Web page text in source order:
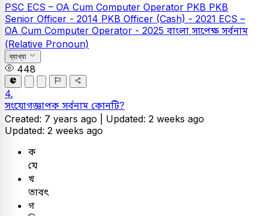
PSC ECS – OA Cum Computer Operator PKB PKB
Senior Officer - 2014 PKB Officer (Cash) - 2021 ECS –
OA Cum Computer Operator - 2025 বাংলা সাপেক্ষ সর্বনাম
(Relative Pronoun)
ব্যাখ্যা
448
4.
সংযোগজ্ঞাপক সর্বনাম কোনটি?
Created: 7 years ago | Updated: 2 weeks ago
Updated: 2 weeks ago
ক
যে
খ
তাবৎ
গ